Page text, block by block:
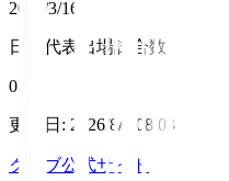
2024/3/16
日本代表出場試合数
0
更新日 : 2026/8/6 08:03
クラブ公式サイト